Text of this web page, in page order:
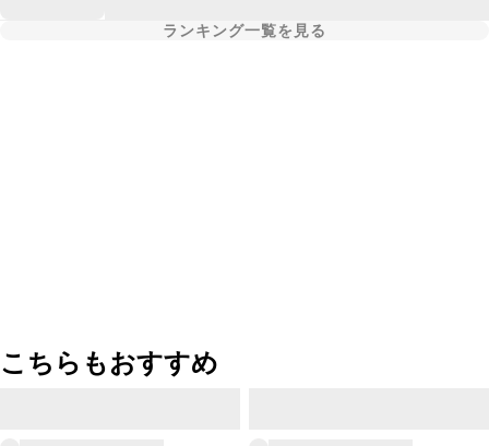
ランキング一覧を見る
こちらもおすすめ